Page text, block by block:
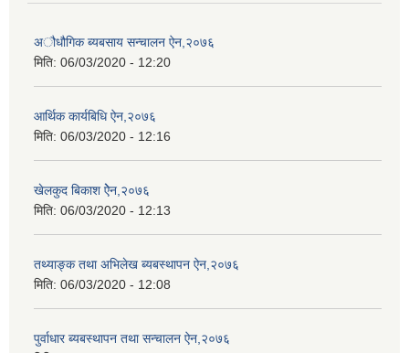
अौधौगिक ब्यबसाय सन्चालन ऐन,२०७६
मिति: 06/03/2020 - 12:20
आर्थिक कार्यबिधि ऐन,२०७६
मिति: 06/03/2020 - 12:16
खेलकुद बिकाश ऐेन,२०७६
मिति: 06/03/2020 - 12:13
तथ्याङ्क तथा अभिलेख ब्यबस्थापन ऐन,२०७६
मिति: 06/03/2020 - 12:08
पुर्वाधार ब्यबस्थापन तथा सन्चालन ऐन,२०७६